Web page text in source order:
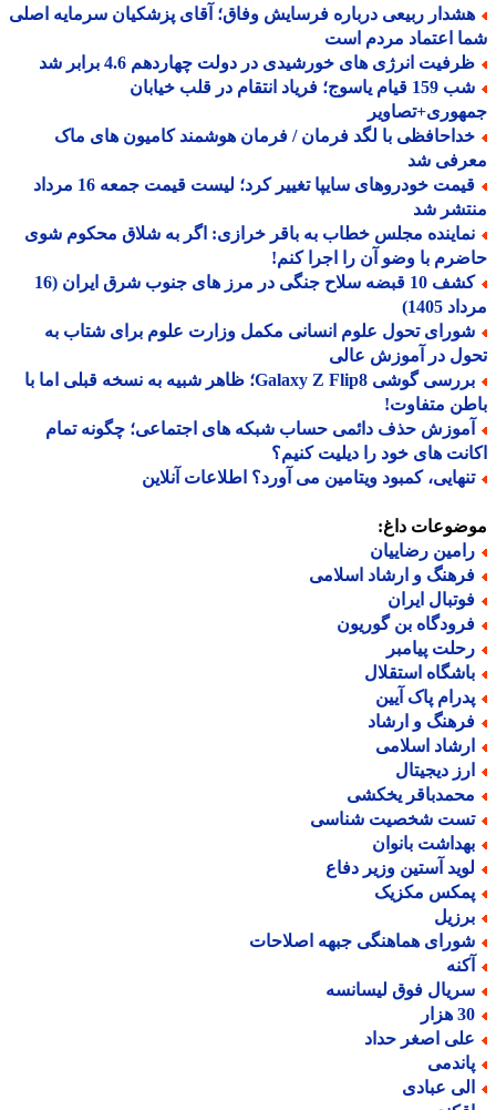
ربیعی درباره فرسایش وفاق؛ آقای پزشکیان سرمایه اصلی
اعتماد مردم است
انرژی های خورشیدی در دولت چهاردهم 4.6 برابر شد
شب 159 قیام یاسوج؛ فریاد انتقام در قلب خیابان
با لگد فرمان / فرمان هوشمند کامیون های ماک
شد
قیمت خودروهای سایپا تغییر کرد؛ لیست قیمت جمعه 16 مرداد
شد
مجلس خطاب به باقر خرازی: اگر به شلاق محکوم شوی
با وضو آن را اجرا کنم!
کشف 10 قبضه سلاح جنگی در مرز های جنوب شرق ایران (16
1405)
تحول علوم انسانی مکمل وزارت علوم برای شتاب به
در آموزش عالی
بررسی گوشی Galaxy Z Flip8؛ ظاهر شبیه به نسخه قبلی اما با
متفاوت!
حذف دائمی حساب شبکه های اجتماعی؛ چگونه تمام
های خود را دیلیت کنیم؟
کمبود ویتامین می آورد؟ اطلاعات آنلاین
داغ:
رضاییان
و ارشاد اسلامی
ایران
بن گوریون
پیامبر
استقلال
پاک آیین
و ارشاد
اسلامی
دیجیتال
یخکشی
شخصیت شناسی
بانوان
آستین وزیر دفاع
مکزیک
هماهنگی جبهه اصلاحات
فوق لیسانسه
اصغر حداد
عبادی